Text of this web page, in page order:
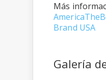
Más
Brand USA
Galería